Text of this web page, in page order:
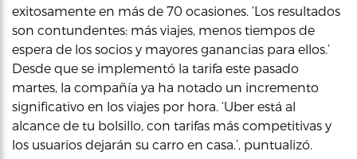
exitosamente en más de 70 ocasiones. ‘Los resultados
son contundentes: más viajes, menos tiempos de
espera de los socios y mayores ganancias para ellos.’
Desde que se implementó la tarifa este pasado
martes, la compañía ya ha notado un incremento
significativo en los viajes por hora. ‘Uber está al
alcance de tu bolsillo, con tarifas más competitivas y
los usuarios dejarán su carro en casa.’, puntualizó.